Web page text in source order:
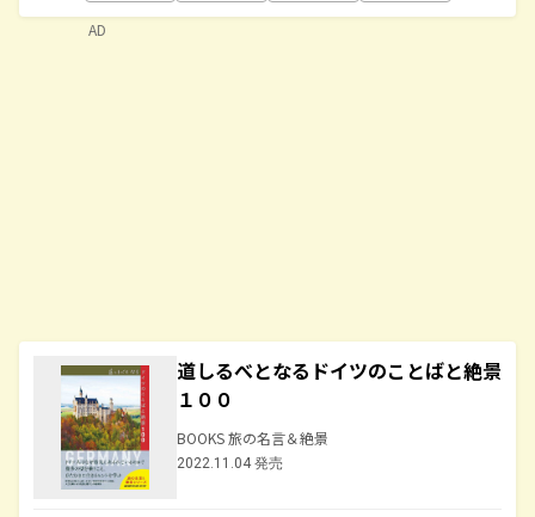
道しるべとなるドイツのことばと絶景
１００
BOOKS 旅の名言＆絶景
2022.11.04 発売
AD